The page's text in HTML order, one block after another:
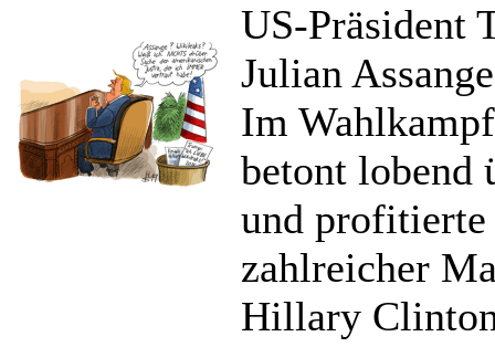
US-Präsident
Julian
Im
betont lobend
und
zahlreicher
Hillary